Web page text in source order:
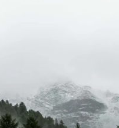
keamanan dan menutup
protokol keamanan
menjadi daya tarik wisata
penembakan ini
lokal.